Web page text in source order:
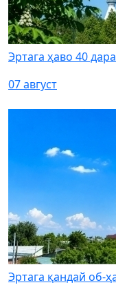
Эртага ҳаво 40
07 август
Эртага қандай об-